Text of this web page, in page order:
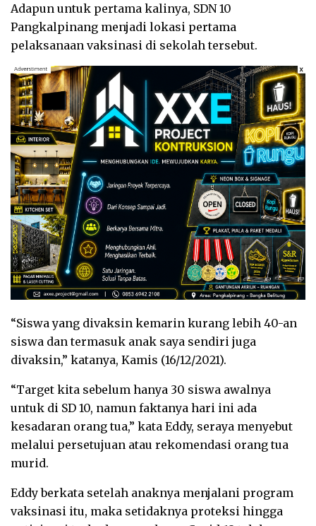
Adapun untuk pertama kalinya, SDN 10
Pangkalpinang menjadi lokasi pertama
pelaksanaan vaksinasi di sekolah tersebut.
“Siswa yang divaksin kemarin kurang lebih 40-an
siswa dan termasuk anak saya sendiri juga
divaksin,” katanya, Kamis (16/12/2021).
“Target kita sebelum hanya 30 siswa awalnya
untuk di SD 10, namun faktanya hari ini ada
kesadaran orang tua,” kata Eddy, seraya menyebut
melalui persetujuan atau rekomendasi orang tua
murid.
Eddy berkata setelah anaknya menjalani program
vaksinasi itu, maka setidaknya proteksi hingga